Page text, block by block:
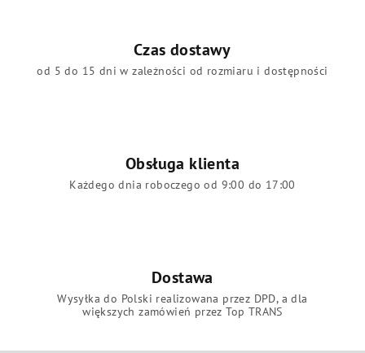
Czas dostawy
od 5 do 15 dni w zależności od rozmiaru i dostępności
Obsługa klienta
Każdego dnia roboczego od 9:00 do 17:00
Dostawa
Wysyłka do Polski realizowana przez DPD, a dla
większych zamówień przez Top TRANS